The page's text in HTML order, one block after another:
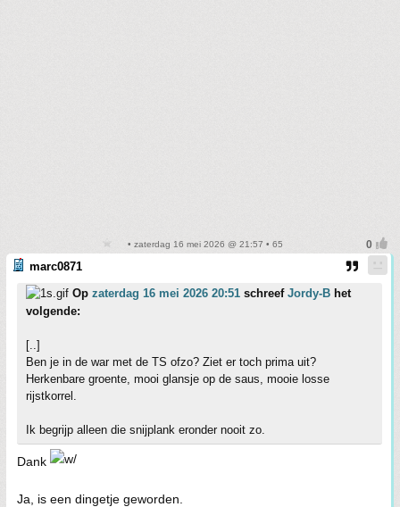
• zaterdag 16 mei 2026 @ 21:57 • 65
marc0871
Op zaterdag 16 mei 2026 20:51 schreef Jordy-B het
volgende:
[..]
Ben je in de war met de TS ofzo? Ziet er toch prima uit?
Herkenbare groente, mooi glansje op de saus, mooie losse
rijstkorrel.
Ik begrijp alleen die snijplank eronder nooit zo.
Dank
Ja, is een dingetje geworden.